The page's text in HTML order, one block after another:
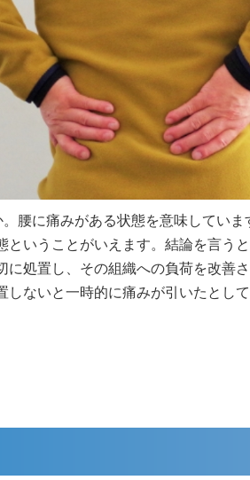
。腰に痛みがある状態を意味してい
ということがいえます。結論を言う
に処置し、その組織への負荷を改善
しないと一時的に痛みが引いたとし